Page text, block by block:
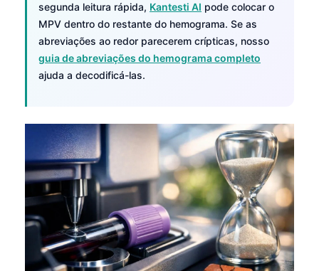
segunda leitura rápida, Kantesti AI pode colocar o
MPV dentro do restante do hemograma. Se as
abreviações ao redor parecerem crípticas, nosso
guia de abreviações do hemograma completo
ajuda a decodificá-las.